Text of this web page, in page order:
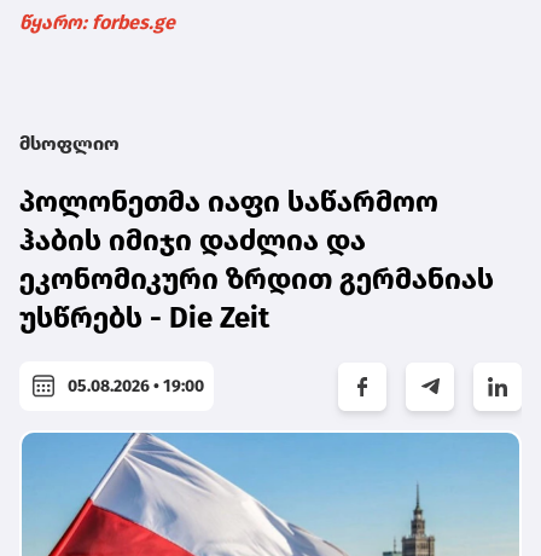
წყარო: forbes.ge
მსოფლიო
პოლონეთმა იაფი საწარმოო
ჰაბის იმიჯი დაძლია და
ეკონომიკური ზრდით გერმანიას
უსწრებს - Die Zeit
05.08.2026 • 19:00